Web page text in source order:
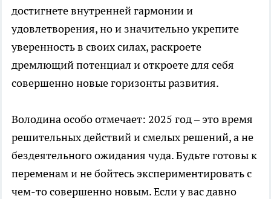
достигнете внутренней гармонии и
удовлетворения, но и значительно укрепите
уверенность в своих силах, раскроете
дремлющий потенциал и откроете для себя
совершенно новые горизонты развития.
Володина особо отмечает: 2025 год – это время
решительных действий и смелых решений, а не
бездеятельного ожидания чуда. Будьте готовы к
переменам и не бойтесь экспериментировать с
чем-то совершенно новым. Если у вас давно